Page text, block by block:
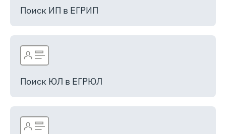
Поиск ИП в ЕГРИП
Поиск ЮЛ в ЕГРЮЛ